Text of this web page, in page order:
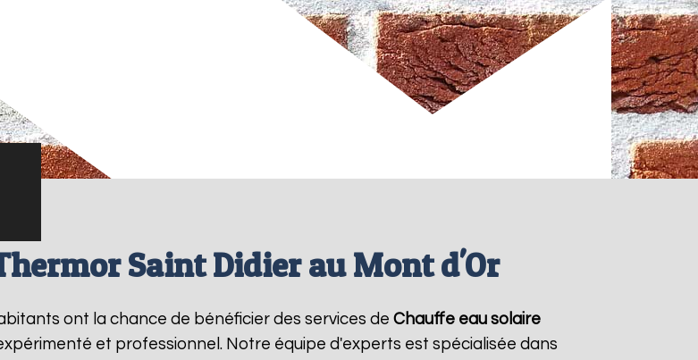
Saint Didier au Mont d'Or
ont la chance de bénéficier des services de Chauffe eau solaire
et professionnel. Notre équipe d'experts est spécialisée dans